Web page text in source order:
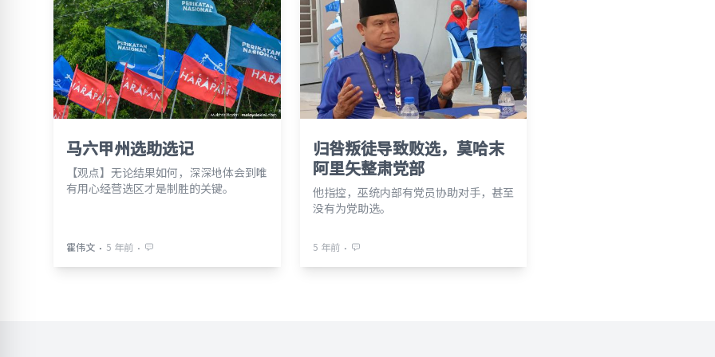
马六甲州选助选记
【观点】无论结果如何，深深地体会到唯
有用心经营选区才是制胜的关键。
霍伟文 ⋅ 5 年前 ⋅
归咎叛徒导致败选，莫哈末
阿里矢整肃党部
他指控，巫统内部有党员协助对手，甚至
没有为党助选。
5 年前 ⋅